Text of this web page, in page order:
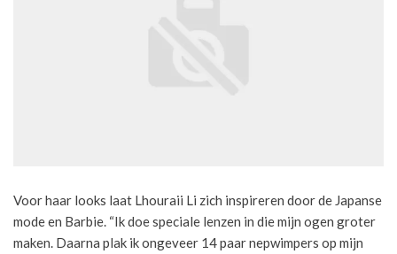
Voor haar looks laat Lhouraii Li zich inspireren door de Japanse
mode en Barbie. “Ik doe speciale lenzen in die mijn ogen groter
maken. Daarna plak ik ongeveer 14 paar nepwimpers op mijn